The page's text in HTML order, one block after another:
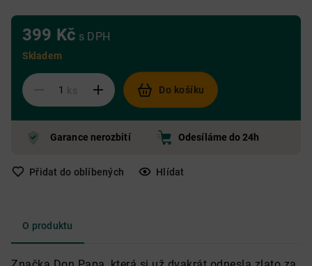
399 Kč s DPH
Skladem
ks Do košíku
Garance nerozbití Odesíláme do 24h
Přidat do oblíbených Hlídat
O produktu